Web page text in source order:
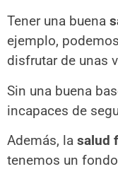
Tener una buena
ejemplo,
disfrutar de unas
Sin una buena
incapaces de
Además, la salud
tenemos un